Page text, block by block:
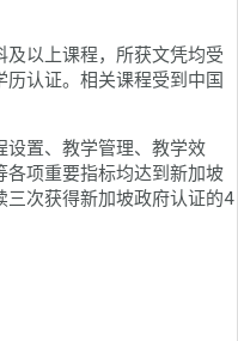
及以上课程，所获文凭均受
认证。相关课程受到中国
设置、教学管理、教学效
各项重要指标均达到新加坡
次获得新加坡政府认证的4